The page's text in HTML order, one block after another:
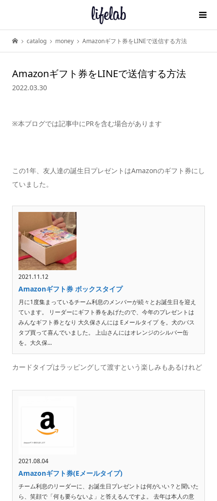
catalog money Amazonギフト券をLINEで送信する方法
Amazonギフト券をLINEで送信する方法
2022.03.30
※本ブログでは記事中にPRを含む場合があります
この1年、友人達の誕生日プレゼントはAmazonのギフト券にし
ていました。
2021.11.12
Amazonギフト券 ボックスタイプ
月に1度集まっているチーム利息のメンバーが続々とお誕生日を迎え
ています。 リーダーにギフト券をあげたので、今年のプレゼントは
みんなギフト券となり 大久保さんには Eメールタイプ を。犬のバス
タブ買って喜んでいました。 上山さんにはオレンジのシルバー缶
を。大久保...
カードタイプはラッピングして渡すという楽しみもあるけれど
2021.08.04
Amazonギフト券(Eメールタイプ)
チーム利息のリーダーに、お誕生日プレゼントは何がいい？と聞いた
ら、笑顔で「何も要らないよ」と答えるんですよ。 去年は本人の意